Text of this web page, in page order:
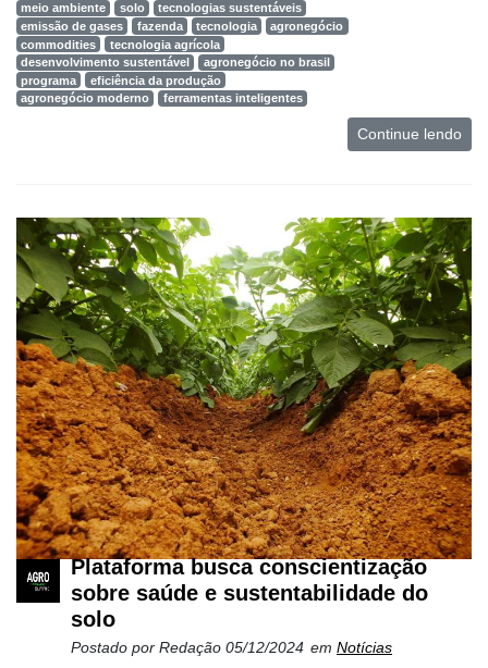
meio ambiente
solo
tecnologias sustentáveis
emissão de gases
fazenda tecnologia
agronegócio
commodities
tecnologia agrícola
desenvolvimento sustentável
agronegócio no brasil
programa
eficiência da produção
agronegócio moderno
ferramentas inteligentes
Continue lendo
Plataforma busca conscientização
sobre saúde e sustentabilidade do
solo
Postado por Redação 05/12/2024 em Notícias